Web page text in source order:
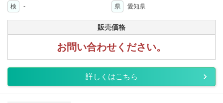
検
- 県 愛知県
販売価格
お問い合わせください。
詳しくはこちら